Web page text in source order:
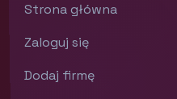
Strona główna
Zaloguj się
Dodaj firmę